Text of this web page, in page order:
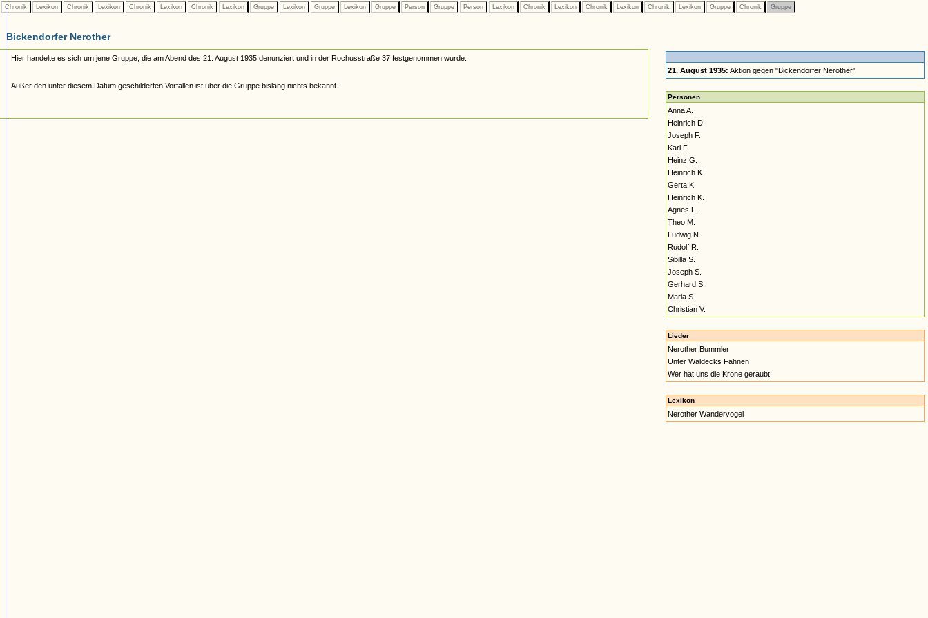
Chronik Lexikon Chronik Lexikon Chronik Lexikon Chronik Lexikon Gruppe Lexikon Gruppe Lexikon Gruppe Person Gruppe Person Lexikon Chronik Lexikon Chronik Lexikon Chronik Lexikon Gruppe Chronik Gruppe
Bickendorfer Nerother
Hier handelte es sich um jene Gruppe, die am Abend des 21. August 1935 denunziert und in der Rochusstraße 37 festgenommen wurde.
Außer den unter diesem Datum geschilderten Vorfällen ist über die Gruppe bislang nichts bekannt.
21. August 1935: Aktion gegen "Bickendorfer Nerother"
Personen
Anna A.
Heinrich D.
Joseph F.
Karl F.
Heinz G.
Heinrich K.
Gerta K.
Heinrich K.
Agnes L.
Theo M.
Ludwig N.
Rudolf R.
Sibilla S.
Joseph S.
Gerhard S.
Maria S.
Christian V.
Lieder
Nerother Bummler
Unter Waldecks Fahnen
Wer hat uns die Krone geraubt
Lexikon
Nerother Wandervogel